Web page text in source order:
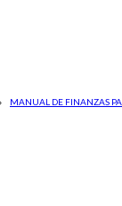
MANUAL DE FINANZAS
G. Ramos
«la tasa de
se intentarán
1.200
antes de que
si lo voy a
Lo cierto es
suele